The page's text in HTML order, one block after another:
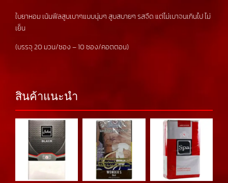
ใบยาหอม เน้นฟีลสูบเบาๆแบบนุ่มๆ สูบสบายๆ รสจืด แต่ไม่เบาจนเกินไป ไม่
เย็น
(บรรจุ 20 มวน/ซอง – 10 ซอง/คอตตอน)
สินค้าแนะนำ